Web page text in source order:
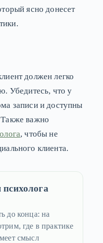
ясно донесет
должен легко
Убедитесь, что у
записи и доступны
важно
, чтобы не
клиента.
до конца: на
где в практике
смысл